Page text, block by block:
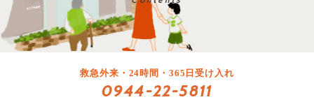
救急外来・24時間・365日受け入れ
0944-22-5811